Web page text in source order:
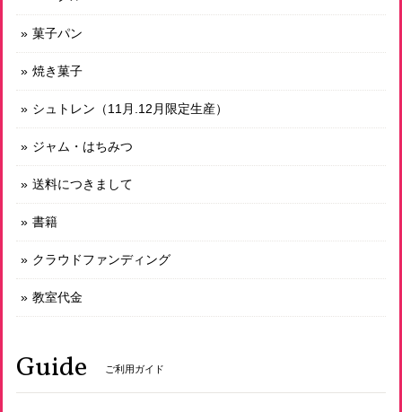
菓子パン
焼き菓子
シュトレン（11月.12月限定生産）
ジャム・はちみつ
送料につきまして
書籍
クラウドファンディング
教室代金
Guide ご利用ガイド